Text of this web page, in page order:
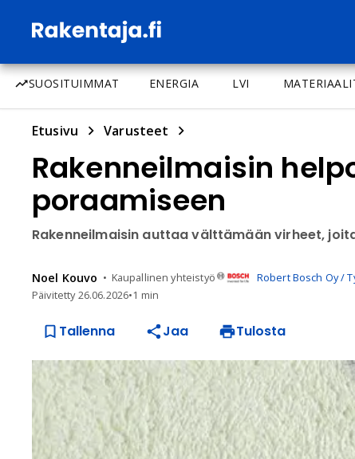
SUOSITUIMMAT ENERGIA LVI
Etusivu Varusteet
Rakenneilmaisin
poraamiseen
Rakenneilmaisin auttaa välttämään virheet,
Noel Kouvo Kaupallinen yhteistyö
Robert Bosch Oy /
Päivitetty26.06.2026•1 min
Tallenna Jaa Tulosta